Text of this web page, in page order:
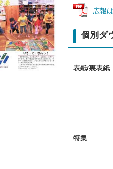
広報
個別ダ
表紙/裏表紙
特集